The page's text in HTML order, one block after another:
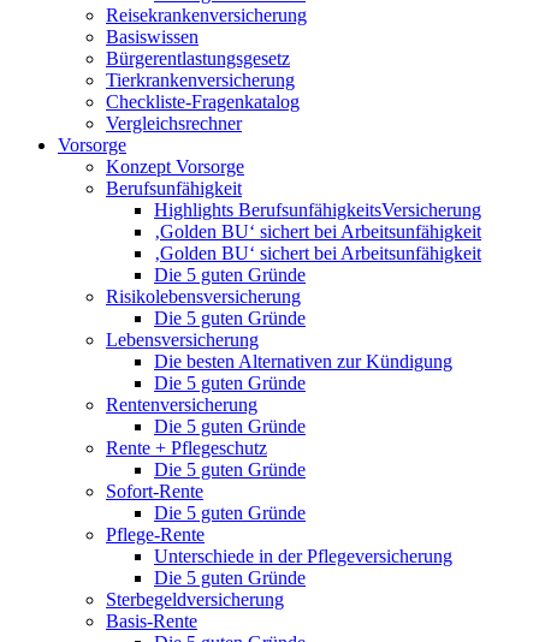
Reisekrankenversicherung
Basiswissen
Bürgerentlastungsgesetz
Tierkrankenversicherung
Checkliste-Fragenkatalog
Vergleichsrechner
Vorsorge
Konzept Vorsorge
Berufsunfähigkeit
Highlights BerufsunfähigkeitsVersicherung
‚Golden BU‘ sichert bei Arbeitsunfähigkeit
‚Golden BU‘ sichert bei Arbeitsunfähigkeit
Die 5 guten Gründe
Risikolebensversicherung
Die 5 guten Gründe
Lebensversicherung
Die besten Alternativen zur Kündigung
Die 5 guten Gründe
Rentenversicherung
Die 5 guten Gründe
Rente + Pflegeschutz
Die 5 guten Gründe
Sofort-Rente
Die 5 guten Gründe
Pflege-Rente
Unterschiede in der Pflegeversicherung
Die 5 guten Gründe
Sterbegeldversicherung
Basis-Rente